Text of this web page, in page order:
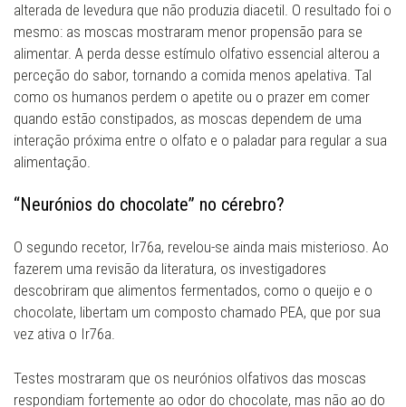
alterada de levedura que não produzia diacetil. O resultado foi o
mesmo: as moscas mostraram menor propensão para se
alimentar. A perda desse estímulo olfativo essencial alterou a
perceção do sabor, tornando a comida menos apelativa. Tal
como os humanos perdem o apetite ou o prazer em comer
quando estão constipados, as moscas dependem de uma
interação próxima entre o olfato e o paladar para regular a sua
alimentação.
“Neurónios do chocolate” no cérebro?
O segundo recetor, Ir76a, revelou-se ainda mais misterioso. Ao
fazerem uma revisão da literatura, os investigadores
descobriram que alimentos fermentados, como o queijo e o
chocolate, libertam um composto chamado PEA, que por sua
vez ativa o Ir76a.
Testes mostraram que os neurónios olfativos das moscas
respondiam fortemente ao odor do chocolate, mas não ao do